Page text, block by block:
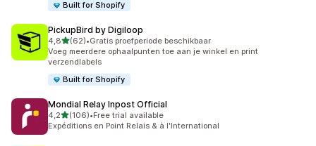
Built for Shopify
PickupBird by Digiloop
4,8van 5 sterren
(62)
62 recensies in totaal
•Gratis proefperiode beschikbaar
Voeg meerdere ophaalpunten toe aan je winkel en print
verzendlabels
Built for Shopify
Mondial Relay Inpost Official
4,2van 5 sterren
(106)
106 recensies in totaal
•Free trial available
Expéditions en Point Relais & à l'International